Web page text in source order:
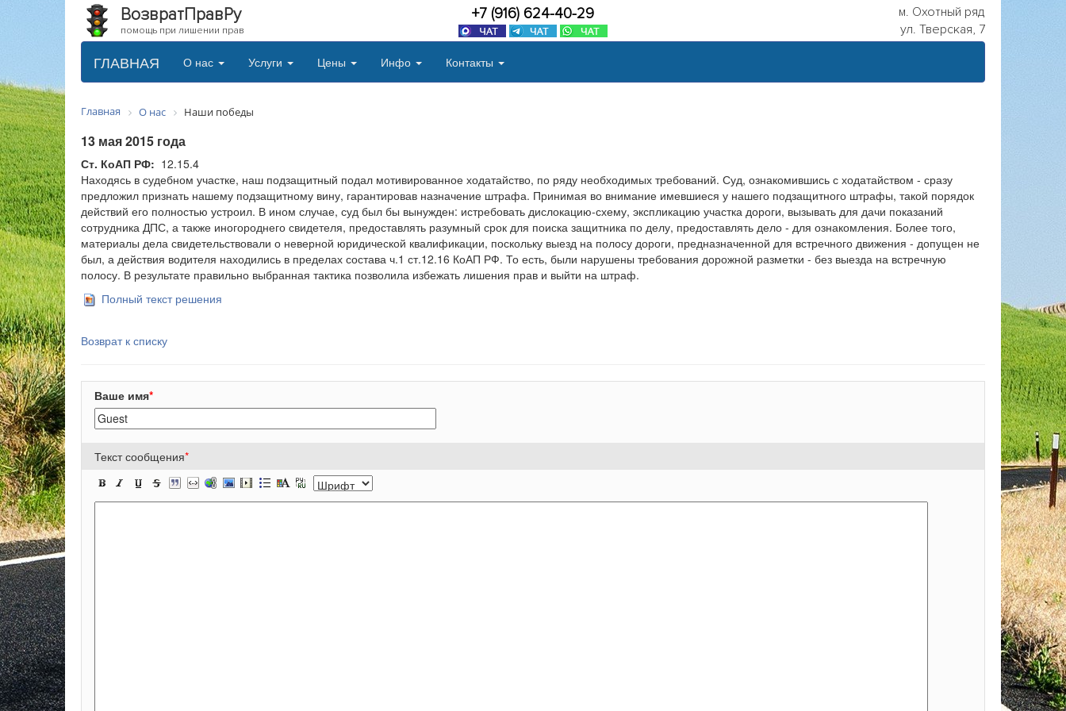
ВозвратПравРу
помощь при лишении прав
+7 (916) 624-40-29
м. Охотный ряд
ул. Тверская, 7
ГЛАВНАЯ О нас Услуги Цены Инфо Контакты
Главная О нас Наши победы
13 мая 2015 года
Ст. КоАП РФ: 12.15.4
Находясь в судебном участке, наш подзащитный подал мотивированное ходатайство, по ряду необходимых требований. Суд, ознакомившись с ходатайством - сразу
предложил признать нашему подзащитному вину, гарантировав назначение штрафа. Принимая во внимание имевшиеся у нашего подзащитного штрафы, такой порядок
действий его полностью устроил. В ином случае, суд был бы вынужден: истребовать дислокацию-схему, экспликацию участка дороги, вызывать для дачи показаний
сотрудника ДПС, а также иногороднего свидетеля, предоставлять разумный срок для поиска защитника по делу, предоставлять дело - для ознакомления. Более того,
материалы дела свидетельствовали о неверной юридической квалификации, поскольку выезд на полосу дороги, предназначенной для встречного движения - допущен не
был, а действия водителя находились в пределах состава ч.1 ст.12.16 КоАП РФ. То есть, были нарушены требования дорожной разметки - без выезда на встречную
полосу. В результате правильно выбранная тактика позволила избежать лишения прав и выйти на штраф.
Полный текст решения
Возврат к списку
Ваше имя*
Текст сообщения*